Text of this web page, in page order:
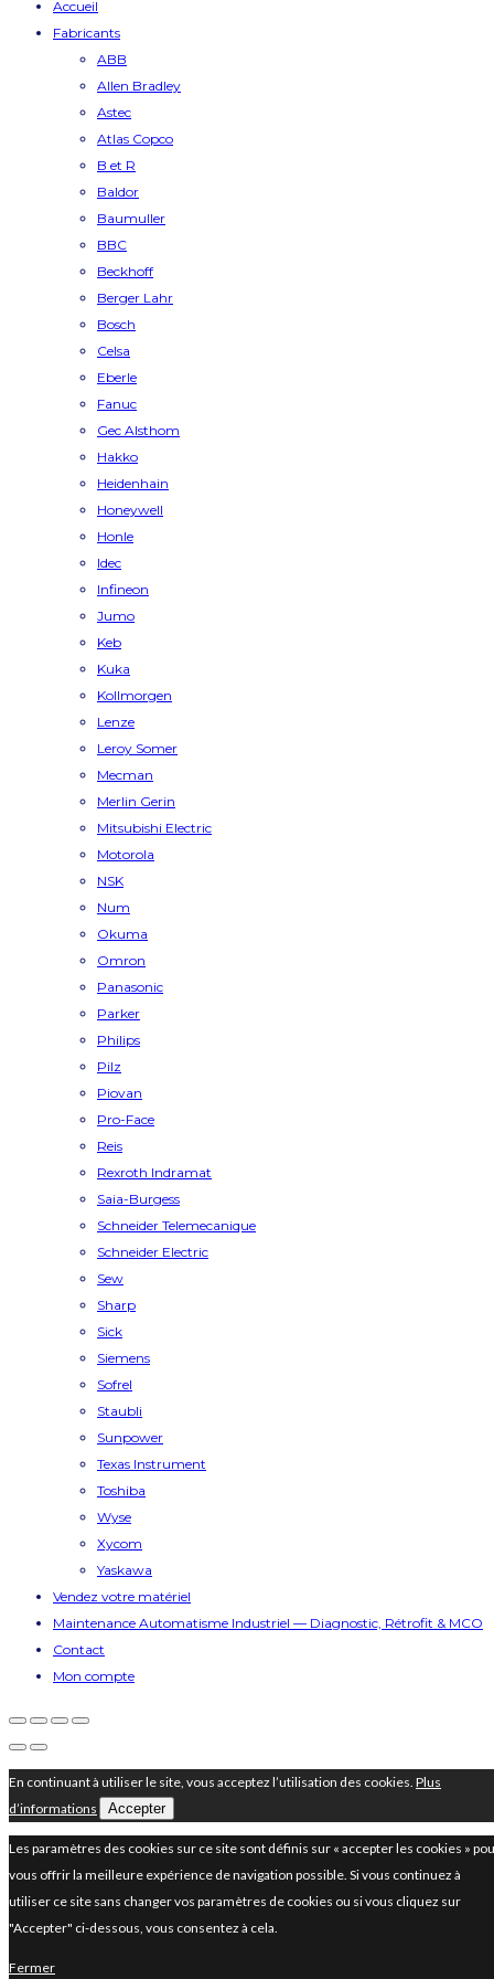
Accueil
Fabricants
ABB
Allen Bradley
Astec
Atlas Copco
B et R
Baldor
Baumuller
BBC
Beckhoff
Berger Lahr
Bosch
Celsa
Eberle
Fanuc
Gec Alsthom
Hakko
Heidenhain
Honeywell
Honle
Idec
Infineon
Jumo
Keb
Kuka
Kollmorgen
Lenze
Leroy Somer
Mecman
Merlin Gerin
Mitsubishi Electric
Motorola
NSK
Num
Okuma
Omron
Panasonic
Parker
Philips
Pilz
Piovan
Pro-Face
Reis
Rexroth Indramat
Saia-Burgess
Schneider Telemecanique
Schneider Electric
Sew
Sharp
Sick
Siemens
Sofrel
Staubli
Sunpower
Texas Instrument
Toshiba
Wyse
Xycom
Yaskawa
Vendez votre matériel
Maintenance Automatisme Industriel — Diagnostic, Rétrofit & MCO
Contact
Mon compte
En continuant à utiliser le site, vous acceptez l’utilisation des cookies. Plus
d’informations
Accepter
Les paramètres des cookies sur ce site sont définis sur « accepter les cookies »
vous offrir la meilleure expérience de navigation possible. Si vous continuez à
utiliser ce site sans changer vos paramètres de cookies ou si vous cliquez sur
"Accepter" ci-dessous, vous consentez à cela.
Fermer